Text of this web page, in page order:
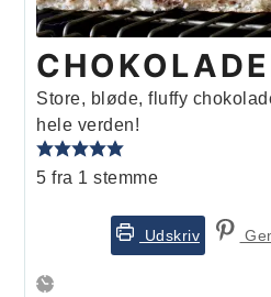
Store, bløde, fluffy
hele verden!
5 fra 1 stemme
Udskriv